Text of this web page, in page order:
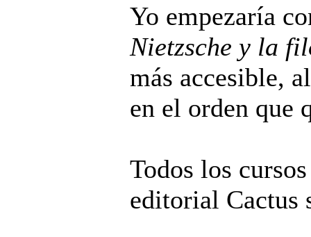
Yo empezaría
Nietzsche y la
más accesible,
en el orden que
Todos los
editorial Cactus